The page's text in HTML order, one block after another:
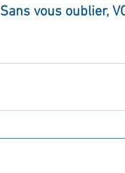
Sans vous oublier,